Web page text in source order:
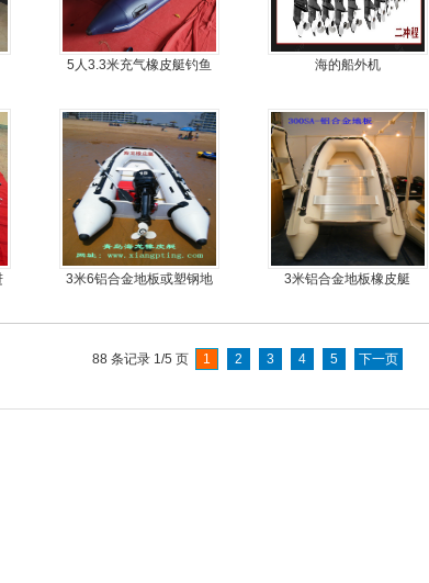
5人3.3米充气橡皮艇钓鱼
海的船外机
3米6铝合金地板或塑钢地
3米铝合金地板橡皮艇
88 条记录 1/5 页 1 2 3 4 5 下一页